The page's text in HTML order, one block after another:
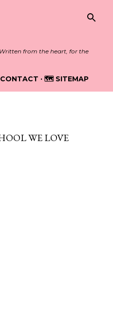
from the heart, for the
🗺️ SITEMAP
WE LOVE